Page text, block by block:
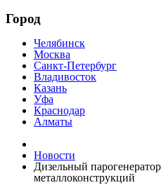
Город
Челябинск
Москва
Санкт-Петербург
Владивосток
Казань
Уфа
Краснодар
Алматы
Новости
Дизельный
металлоконструкций